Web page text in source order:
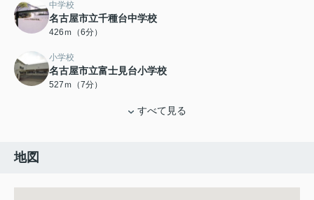
中学校
名古屋市立千種台中学校
426ｍ（6分）
小学校
名古屋市立富士見台小学校
527ｍ（7分）
すべて見る
地図